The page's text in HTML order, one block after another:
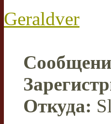
Geraldver
Откуда: